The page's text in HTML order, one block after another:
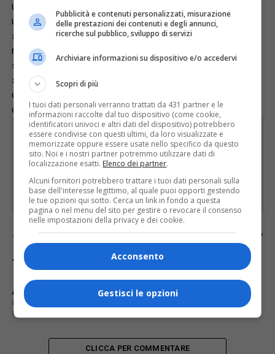
un modello di autentico impegno vissuto nella grande
umiltà. Nella sua vita ha visto tutto: la fatica, la paura, il
sacrificio e la morte, ma anche la capacità di reagire e
rialzarsi ed incarna quindi lo spirito della nostra gente. È lo
spirito di chi indossa il cappello alpino, la divisa, quel
sentimento che è sempre stato vicino a quella parte
di Italia che ha visto perdere i propri cari nei campi
di concentramento, in battaglia, al servizio della nazione”.
Rimani aggiornato seguendoci su Google
News!
SEGUICI
Continua a leggere le notizie diDiario FVG
segui la nostra
pagina Facebook
ARGOMENTI CORRELATI:
ALESSANDRO VENANZI
BARBARA ZILLI
CLICCA PER COMMENTARE
Pubblicità e contenuti personalizzati, misurazione
delle prestazioni dei contenuti e degli annunci,
ricerche sul pubblico, sviluppo di servizi
Archiviare informazioni su dispositivo e/o accedervi
Scopri di più
I tuoi dati personali verranno trattati da 431 partner e le
informazioni raccolte dal tuo dispositivo (come cookie,
identificatori univoci e altri dati del dispositivo) potrebbero
essere condivise con questi ultimi, da loro visualizzate e
memorizzate oppure essere usate nello specifico da questo
sito. Noi e i nostri partner potremmo utilizzare dati di
localizzazione esatti. Elenco dei partner.
Alcuni fornitori potrebbero trattare i tuoi dati personali sulla
base dell'interesse legittimo, al quale puoi opporti gestendo
le tue opzioni qui sotto. Cerca un link in fondo a questa
pagina o nel menu del sito per gestire o revocare il consenso
nelle impostazioni della privacy e dei cookie.
Acconsento
Gestisci le opzioni